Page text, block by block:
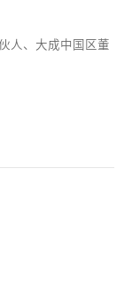
人、大成中国区董